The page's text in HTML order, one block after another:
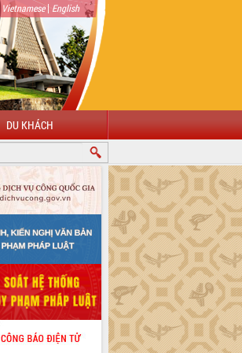
Vietnamese| English
DU KHÁCH